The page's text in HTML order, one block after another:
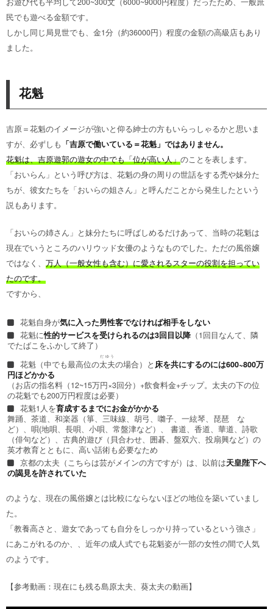
民でも遊べる金額です。
しかし同じ局見世でも、金1分（約36000円）程度の金額の高級店もあり
ました。
花魁
吉原＝花魁のイメージが強いと仰る紳士の方もいらっしゃるかと思いま
すが、必ずしも 「吉原で働いている＝花魁」ではありません。
花魁は、吉原遊郭の遊女の中でも「位が高い人」のことを表します。
「おいらん」という呼び方は、花魁の身の周りの世話をする禿や妹分た
ちが、彼女たちを「おいらの姐さん」と呼んだことから発生したという
説もあります。
「おいらの姉さん」と妹分たちに呼ばしめるだけあって、当時の花魁は
現在でいうところのハリウッド女優のようなものでした。ただの風俗嬢
ではなく、 万人（一般女性も含む）に愛されるスターの役割を担ってい
たのです。
ですから、
花魁自身が気に入った男性客でなければ相手をしない
花魁に性的サービスを受けられるのは3回目以降 （1回目なんて、隣
でたばこをふかして終了）
花魁（中でも最高位の太夫
だゆう
の場合）と 床を共にするのには600~800万
円ほどかかる
（お店の指名料（12~15万円×3回分）+飲食料金+チップ。太夫の下の位
の花魁でも200万円程度は必要）
花魁1人を育成するまでにお金がかかる
舞踊、茶道、和楽器（箏、三味線、胡弓、囃子、一絃琴、琵琶 な
ど）、唄(地唄、長唄、小唄、常盤津など）、 書道、香道、華道、詩歌
（俳句など）、古典的遊び（貝合わせ、囲碁、盤双六、投扇興など）の
英才教育とともに、高い話術も必要なため
京都の太夫（こちらは芸がメインの方ですが）は、以前は天皇陛下へ
の謁見を許されていた
のような、現在の風俗嬢とは比較にならないほどの地位を築いていまし
た。
「教養高さと、遊女であっても自分をしっかり持っているという強さ」
にあこがれるのか、、近年の成人式でも花魁姿が一部の女性の間で人気
のようです。
【参考動画：現在にも残る島原太夫、葵太夫の動画】